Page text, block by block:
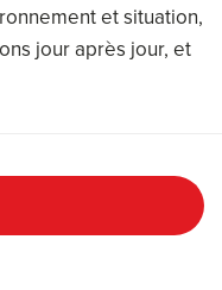
et situation,
jour après jour, et